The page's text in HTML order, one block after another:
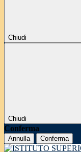
Chiudi
Chiudi
Conferma
Annulla Conferma